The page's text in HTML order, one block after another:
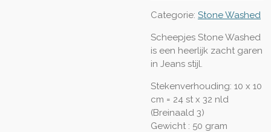
Categorie: Stone Washed
Scheepjes Stone Washed
is een heerlijk zacht garen
in Jeans stijl.
Stekenverhouding: 10 x 10
cm = 24 st x 32 nld
(Breinaald 3)
Gewicht : 50 gram